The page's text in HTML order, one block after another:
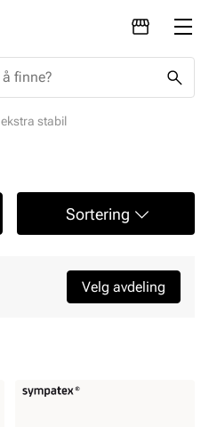
ekstra stabil
Sortering
Velg avdeling